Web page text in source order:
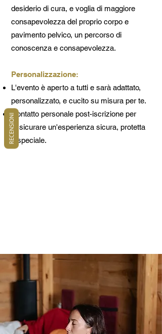
desiderio di cura, e voglia di maggiore
consapevolezza del proprio corpo e
pavimento pelvico, un percorso di
conoscenza e consapevolezza.
Personalizzazione:
L'evento è aperto a tutti e sarà adattato,
personalizzato, e cucito su misura per te.
Contatto personale post-iscrizione per
assicurare un'esperienza sicura, protetta
e speciale.
RECENSIONI